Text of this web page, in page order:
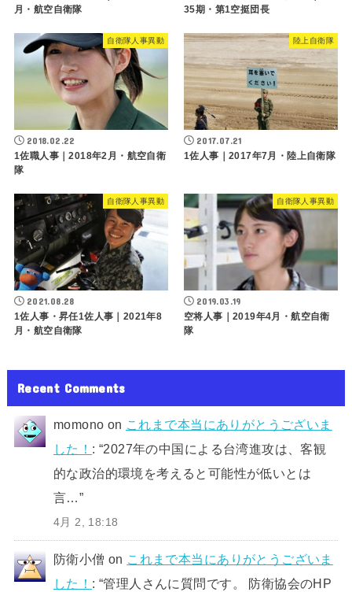
月・航空自衛隊
35期・第1空挺団長
自衛隊人事異動
2018.02.22
1佐職人事｜2018年2月・航空自衛
隊
陸上自衛隊
2017.07.21
1佐人事｜2017年7月・陸上自衛隊
自衛隊人事異動
2021.08.28
1佐人事・昇任1佐人事｜2021年8
月・航空自衛隊
自衛隊人事異動
2019.03.19
空将人事｜2019年4月・航空自衛
隊
Recent Comments
momono on これまで本当にありがとうございま
した！ : “2027年の中国による台湾進攻は、客観
的な政治的環境を考えると可能性が低いとは
言…”
4月 2, 18:18
防衛小僧 on これまで本当にありがとうございま
した！ : “管理人さんに質問です。 防衛協会のHP